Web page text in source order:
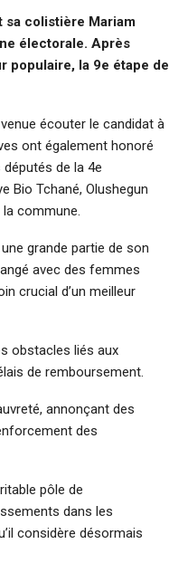
sa colistière Mariam
électorale. Après
populaire, la 9e étape de
écouter le candidat à
ont également honoré
de la 4e
Bio Tchané, Olushegun
commune.
grande partie de son
avec des femmes
crucial d’un meilleur
obstacles liés aux
de remboursement.
annonçant des
des
pôle de
dans les
considère désormais